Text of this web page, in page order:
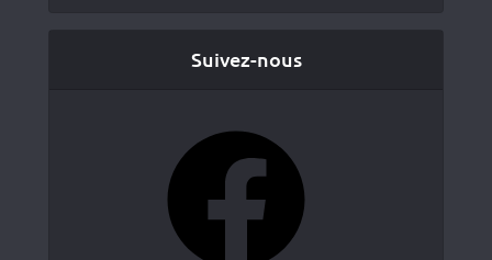
Suivez-nous